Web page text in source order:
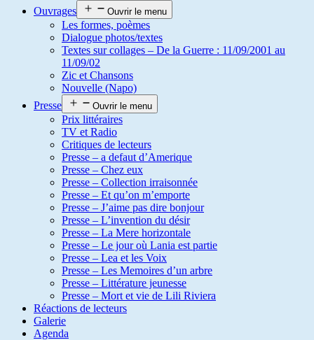
Ouvrages
Ouvrir le menu
Les formes, poèmes
Dialogue photos/textes
Textes sur collages – De la Guerre : 11/09/2001 au
11/09/02
Zic et Chansons
Nouvelle (Napo)
Presse
Ouvrir le menu
Prix littéraires
TV et Radio
Critiques de lecteurs
Presse – a defaut d’Amerique
Presse – Chez eux
Presse – Collection irraisonnée
Presse – Et qu’on m’emporte
Presse – J’aime pas dire bonjour
Presse – L’invention du désir
Presse – La Mere horizontale
Presse – Le jour où Lania est partie
Presse – Lea et les Voix
Presse – Les Memoires d’un arbre
Presse – Littérature jeunesse
Presse – Mort et vie de Lili Riviera
Réactions de lecteurs
Galerie
Agenda